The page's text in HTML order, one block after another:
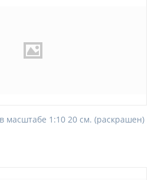
масштабе 1:10 20 см. (раскрашен)